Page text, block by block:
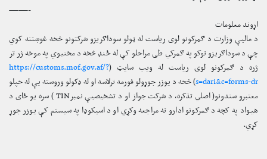
——-
اړوند معلومات
د مالیې وزارت د ګمرکونو لوی ریاست له ټولو سوداګریزو شرکتونو څخه غوښتنه کوي
چې د سوداګریزو توکو په ګمرکي طی مراحلو کې له ځنډ څخه د مخنیوي په موخه ژر تر
ژره د ګمرکونو لوی ریاست له ویب سایټ (https://customs.mof.gov.af/?
s=dari&c=forms-dr) څخه د یوزر جوړولو فورمه ترلاسه او له ډکولو وروسته یې له خپلو
معتبرو سندونو( اصلي تذکره، د شرکت جواز او د تشخیصیې نمبرTIN ) سره یو ځای د
هیواد په کچه د ګمرکونو ادارو ته مراجعه وکړي او د اسیکوډا په سیستم کې یوزر جوړ
کړي.